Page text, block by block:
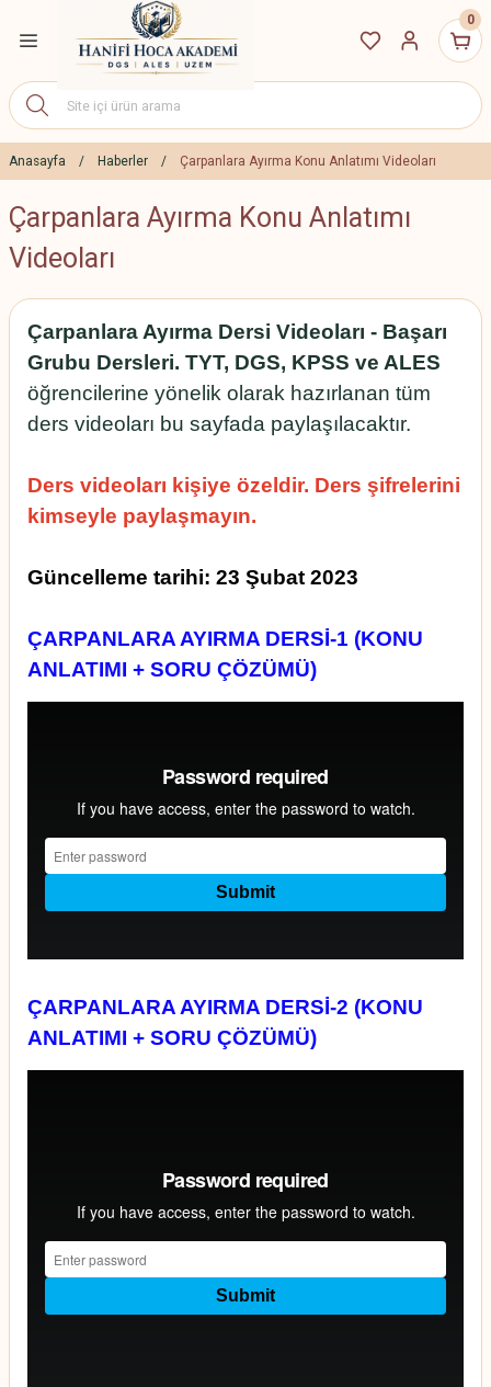
0
Anasayfa Haberler Çarpanlara Ayırma Konu Anlatımı Videoları
Çarpanlara Ayırma Konu Anlatımı
Videoları
Çarpanlara Ayırma Dersi Videoları - Başarı
Grubu Dersleri. TYT, DGS, KPSS ve ALES
öğrencilerine yönelik olarak hazırlanan tüm
ders videoları bu sayfada paylaşılacaktır.
Ders videoları kişiye özeldir. Ders şifrelerini
kimseyle paylaşmayın.
Güncelleme tarihi: 23 Şubat 2023
ÇARPANLARA AYIRMA DERSİ-1 (KONU
ANLATIMI + SORU ÇÖZÜMÜ)
ÇARPANLARA AYIRMA DERSİ-2 (KONU
ANLATIMI + SORU ÇÖZÜMÜ)
Geri Dön
DGS 2027 Eğitim
Paketleri
ALES 2027 Eğitim
Paketleri
Erken Kayıt İndirim
Paketleri